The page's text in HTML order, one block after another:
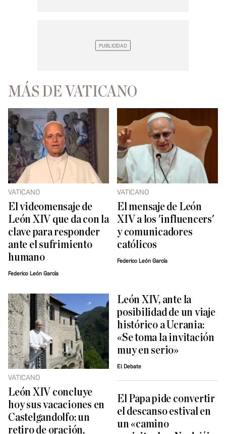
MÁS DE VATICANO
VATICANO
El videomensaje de
León XIV que da con la
clave para responder
ante el sufrimiento
humano
Federico León García
VATICANO
El mensaje de León
XIV a los 'influencers'
y comunicadores
católicos
Federico León García
VATICANO
León XIV concluye
hoy sus vacaciones en
Castelgandolfo: un
retiro de oración,
León XIV, ante la
posibilidad de un viaje
histórico a Ucrania:
«Se toma la invitación
muy en serio»
El Debate
El Papa pide convertir
el descanso estival en
un «camino